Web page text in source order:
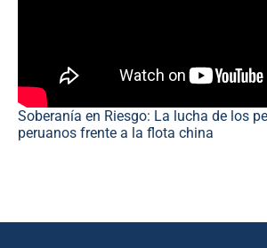
Soberanía en Riesgo: La lucha de los
peruanos frente a la flota china